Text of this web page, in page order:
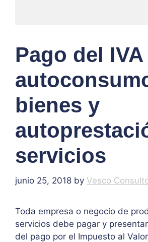
Pago del
bienes y
servicios
junio 25, 2018 by Vesco
Toda empresa o negocio de
servicios debe pagar y
del pago por el Impuesto al